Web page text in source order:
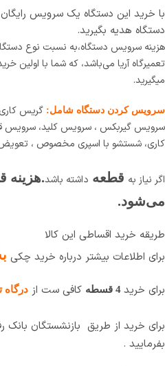
دستگاه هدیه بگیرید.
هزینه سرویس دستگاه،به نسبت نوع
تعمیرگاه آریا می‌باشد، که شما با اولین
میگیرید.
سرویس کردن دستگاه شامل: گریس
سرویس گیربکس ، سرویس کلید، سرویس
کاری، شستشو با اسپری مخصوص ،
اگر نیاز به قطعه داشته باشد.هزینه
می‌شود.
طریقه خرید اقساطی این کالا
برای اطلاعات بیشتر درباره خرید چکی ب
برای خرید کافی ست از
برای خرید از طریق بازنشستگان بانک
بفرمایید .